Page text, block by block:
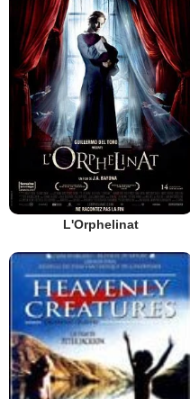
L'Orphelinat